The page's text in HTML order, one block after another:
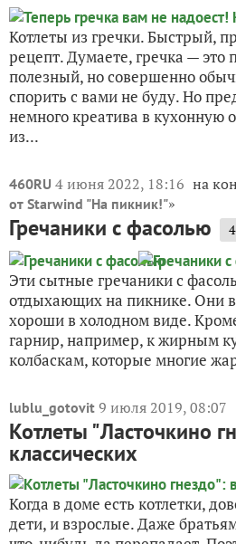
Котлеты из гречки. Быстрый,
рецепт. Думаете, гречка — это
полезный, но совершенно
спорить с вами не буду. Но
немного креатива в кухонную
из...
460RU 4 июня 2022, 18:16 на
от Starwind "На пикник!"»
Гречаники с фасолью 4
Эти сытные гречаники с
отдыхающих на пикнике. Они
хороши в холодном виде.
гарнир, например, к жирным
колбаскам, которые многие
lublu_gotovit 9 июля 2019, 08:07
Котлеты "Ласточкино
классических
Когда в доме есть котлетки,
дети, и взрослые. Даже